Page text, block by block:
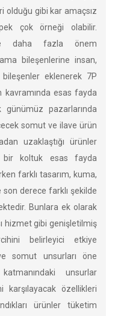
olduğu gibi kar amaçsız
çok örneği olabilir.
daha fazla önem
bileşenlerine insan,
eklenerek 7P
kavramında esas fayda
pazarlarında
somut ve ilave ürün
uzaklaştığı ürünler
bir koltuk esas fayda
farklı tasarım, kuma,
derece farklı şekilde
Bunlara ek olarak
hizmet gibi genişletilmiş
belirleyici etkiye
somut unsurları öne
unsurlar
karşılayacak özellikleri
ürünler tüketim